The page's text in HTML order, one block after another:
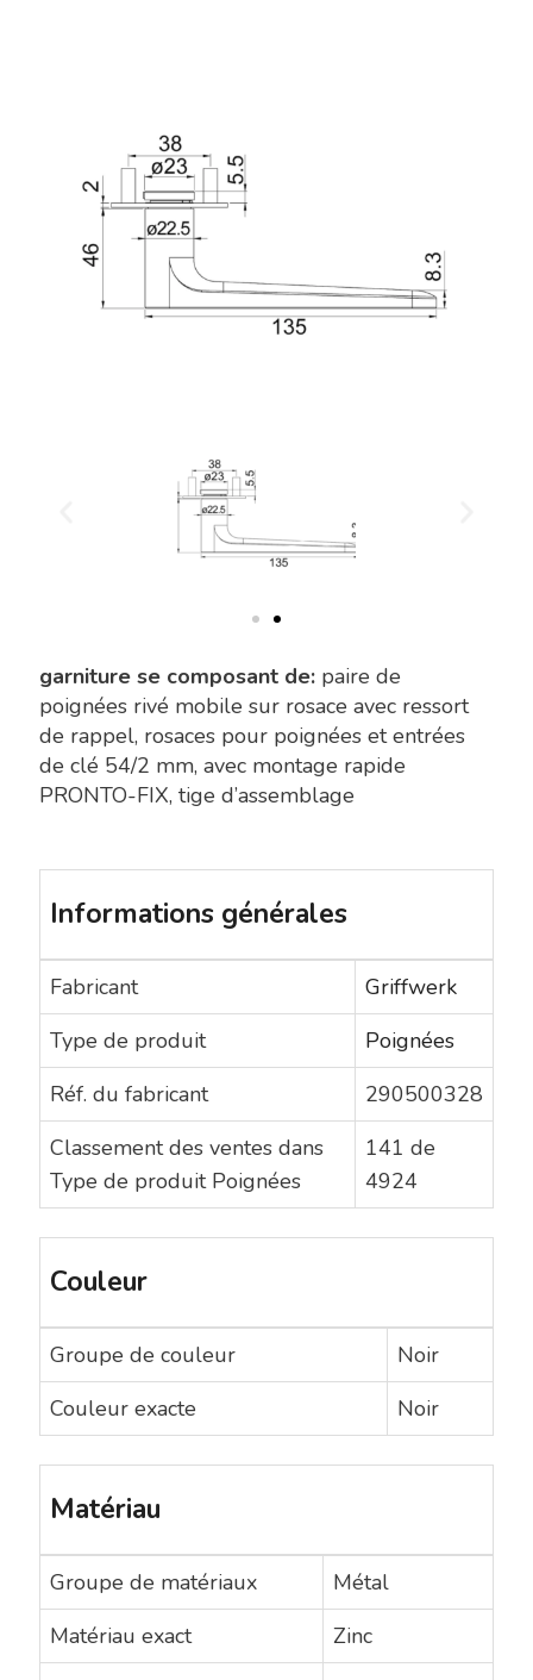
garniture se composant de: paire de
poignées rivé mobile sur rosace avec ressort
de rappel, rosaces pour poignées et entrées
de clé 54/2 mm, avec montage rapide
PRONTO-FIX, tige d’assemblage
Informations générales
Fabricant
Griffwerk
Type de produit
Poignées
Réf. du fabricant
290500328
Classement des ventes dans
Type de produit Poignées
141 de
4924
Couleur
Groupe de couleur
Noir
Couleur exacte
Noir
Matériau
Groupe de matériaux
Métal
Matériau exact
Zinc